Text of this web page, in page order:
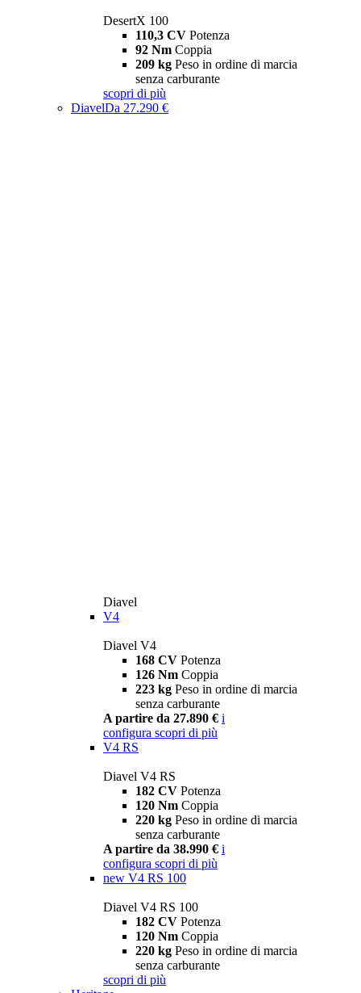
DesertX 100
110,3 CV Potenza
92 Nm Coppia
209 kg Peso in ordine di marcia
senza carburante
scopri di più
DiavelDa 27.290 €
Diavel
V4
Diavel V4
168 CV Potenza
126 Nm Coppia
223 kg Peso in ordine di marcia
senza carburante
A partire da 27.890 € i
configura scopri di più
V4 RS
Diavel V4 RS
182 CV Potenza
120 Nm Coppia
220 kg Peso in ordine di marcia
senza carburante
A partire da 38.990 € i
configura scopri di più
new V4 RS 100
Diavel V4 RS 100
182 CV Potenza
120 Nm Coppia
220 kg Peso in ordine di marcia
senza carburante
scopri di più